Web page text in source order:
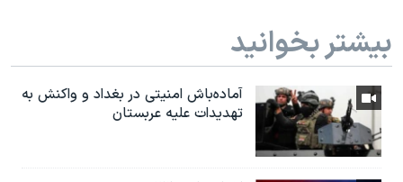
بیشتر بخوانید
آماده‌باش امنیتی در بغداد و واکنش به
تهدیدات علیه عربستان